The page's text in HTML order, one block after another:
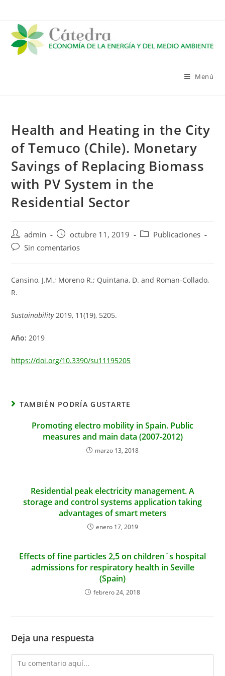
contenido
Menú
Health and Heating in the City
of Temuco (Chile). Monetary
Savings of Replacing Biomass
with PV System in the
Residential Sector
Autor
de
admin
Publicación
de
octubre 11, 2019
Categoría
Publicaciones
Comentarios
entrada:
Sin comentarios
Cansino, J.M.; Moreno R.; Quintana, D. and Roman-Collado,
R.
Sustainability2019, 11(19), 5205.
Año:2019
https://doi.org/10.3390/su11195205
TAMBIÉN PODRÍA GUSTARTE
Promoting electro mobility in Spain. Public
measures and main data (2007-2012)
marzo 13, 2018
Residential peak electricity management. A
storage and control systems application taking
advantages of smart meters
enero 17, 2019
Effects of fine particles 2,5 on children´s hospital
admissions for respiratory health in Seville
(Spain)
febrero 24, 2018
Deja una respuesta
Comentario